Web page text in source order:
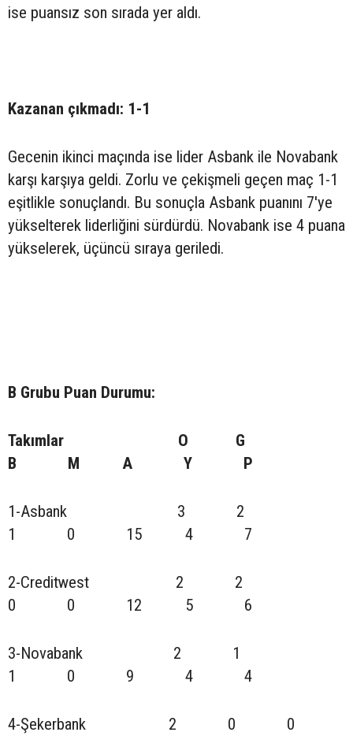
ise puansız son sırada yer aldı.
Kazanan çıkmadı: 1-1
Gecenin ikinci maçında ise lider Asbank ile Novabank
karşı karşıya geldi. Zorlu ve çekişmeli geçen maç 1-1
eşitlikle sonuçlandı. Bu sonuçla Asbank puanını 7'ye
yükselterek liderliğini sürdürdü. Novabank ise 4 puana
yükselerek, üçüncü sıraya geriledi.
B Grubu Puan Durumu:
Takımlar O G
B M A Y P
1-Asbank 3 2
1 0 15 4 7
2-Creditwest 2 2
0 0 12 5 6
3-Novabank 2 1
1 0 9 4 4
4-Şekerbank 2 0 0